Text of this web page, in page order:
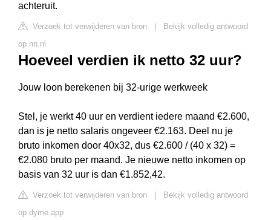
achteruit.
Verzoek tot verwijderen van bron
Bekijk volledig antwoord
op nn.nl
Hoeveel verdien ik netto 32 uur?
Jouw loon berekenen bij 32-urige werkweek
Stel, je werkt 40 uur en verdient iedere maand €2.600,
dan is je netto salaris ongeveer €2.163. Deel nu je
bruto inkomen door 40x32, dus €2.600 / (40 x 32) =
€2.080 bruto per maand. Je nieuwe netto inkomen op
basis van 32 uur is dan €1.852,42.
Verzoek tot verwijderen van bron
Bekijk volledig antwoord
op dyme.app